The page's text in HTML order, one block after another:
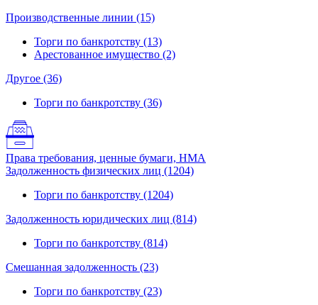
Производственные линии (15)
Торги по банкротству (13)
Арестованное имущество (2)
Другое (36)
Торги по банкротству (36)
Права требования, ценные бумаги, НМА
Задолженность физических лиц (1204)
Торги по банкротству (1204)
Задолженность юридических лиц (814)
Торги по банкротству (814)
Смешанная задолженность (23)
Торги по банкротству (23)